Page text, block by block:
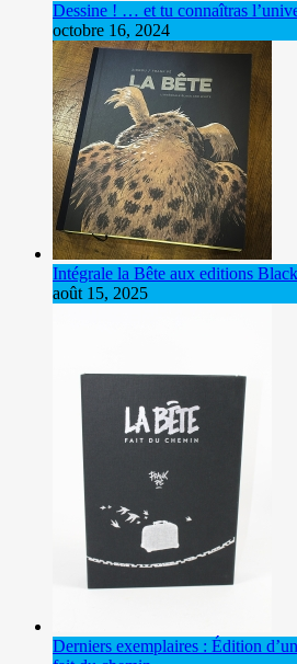
Dessine ! … et tu connaîtras
octobre 16, 2024
Intégrale la Bête aux editions
août 15, 2025
Derniers exemplaires : Édition